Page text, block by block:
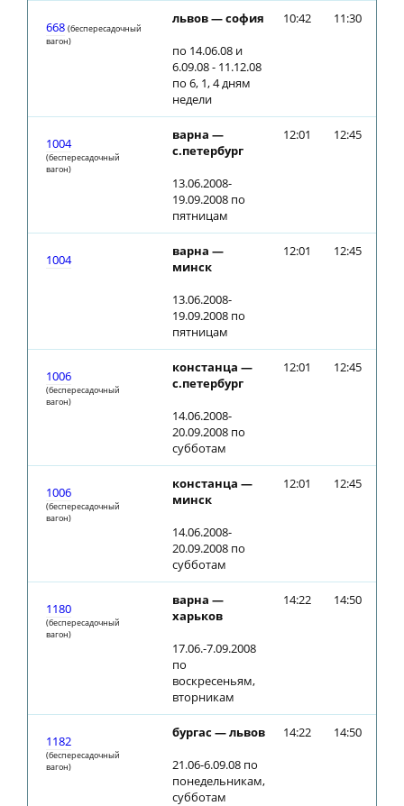
668 (беспересадочный
вагон)
львов — софия
по 14.06.08 и
6.09.08 - 11.12.08
по 6, 1, 4 дням
недели
10:42 11:30
1004
(беспересадочный
вагон)
варна —
с.петербург
13.06.2008-
19.09.2008 по
пятницам
12:01 12:45
1004
варна —
минск
13.06.2008-
19.09.2008 по
пятницам
12:01 12:45
1006
(беспересадочный
вагон)
констанца —
с.петербург
14.06.2008-
20.09.2008 по
субботам
12:01 12:45
1006
(беспересадочный
вагон)
констанца —
минск
14.06.2008-
20.09.2008 по
субботам
12:01 12:45
1180
(беспересадочный
вагон)
варна —
харьков
17.06.-7.09.2008
по
воскресеньям,
вторникам
14:22 14:50
1182
(беспересадочный
вагон)
бургас — львов
21.06-6.09.08 по
понедельникам,
субботам
14:22 14:50